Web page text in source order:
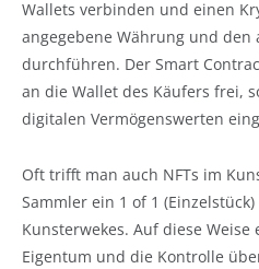
Wallets verbinden und einen
angegebene Währung und den
durchführen. Der Smart
an die Wallet des Käufers frei,
digitalen Vermögenswerten
Oft trifft man auch NFTs im
Sammler ein 1 of 1
Kunsterwekes. Auf diese
Eigentum und die Kontrolle